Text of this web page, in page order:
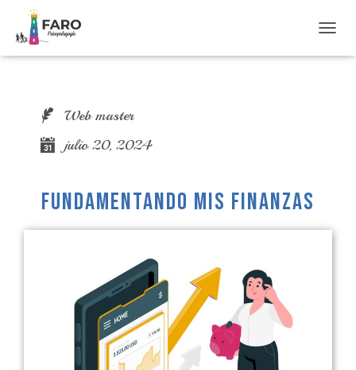
O
Web master
julio 20, 2024
FUNDAMENTANDO MIS FINANZAS